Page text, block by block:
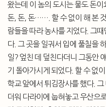
왔는데 이 놈의 도시는 물도 돈이
돈, 돈, 돈……. 할 수 없이 해 본
람들을 따라 농사를 지었다. 그
다. 그 곳을 일궈서 입에 풀칠을
일? 엎친 데 덮친다더니 그동안
기 돌아가시게 되었다. 할 수 없
학교 앞에서 튀김장사를 했다.
더워 다라이에 눕혀놓고 우산으